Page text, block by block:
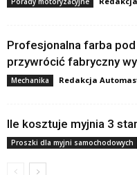
Profesjonalna farba
przywrócić fabryczny
Mechanika Redakcja
Ile kosztuje myjnia 3
Proszki dla myjni samochodowych